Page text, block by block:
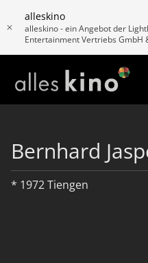
alleskino
alleskino - ein Angebot der
Entertainment Vertriebs GmbH
Bernhard
* 1972 Tiengen